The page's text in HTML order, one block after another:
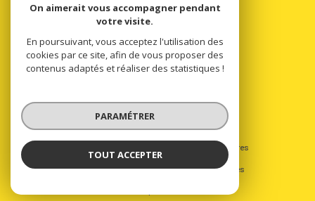
Nos honoraires
Plan du site Mentions légales Partenaires
On aimerait vous accompagner pendant
votre visite.
En poursuivant, vous acceptez l'utilisation des
cookies par ce site, afin de vous proposer des
contenus adaptés et réaliser des statistiques !
PARAMÉTRER
TOUT ACCEPTER